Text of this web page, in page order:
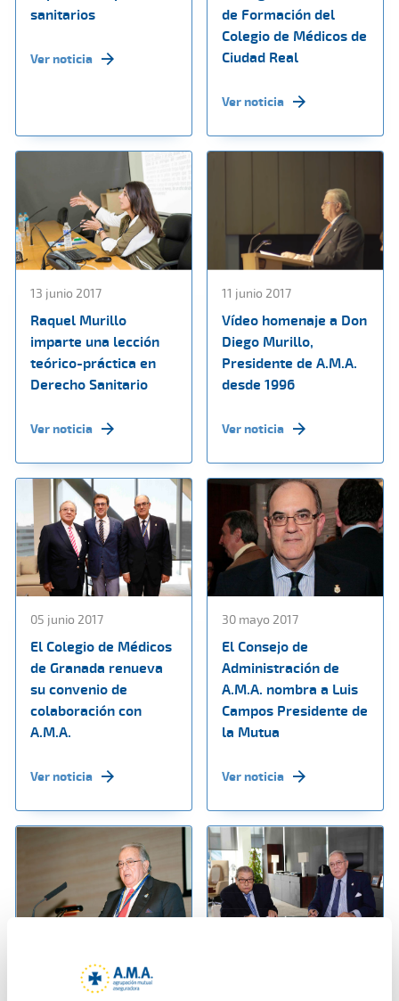
sanitarios
Ver noticia
de Formación del
Colegio de Médicos de
Ciudad Real
Ver noticia
13 junio 2017
Raquel Murillo
imparte una lección
teórico-práctica en
Derecho Sanitario
Ver noticia
11 junio 2017
Vídeo homenaje a Don
Diego Murillo,
Presidente de A.M.A.
desde 1996
Ver noticia
05 junio 2017
El Colegio de Médicos
de Granada renueva
su convenio de
colaboración con
A.M.A.
Ver noticia
30 mayo 2017
El Consejo de
Administración de
A.M.A. nombra a Luis
Campos Presidente de
la Mutua
Ver noticia
25 mayo 2017
A.M.A. obtiene en